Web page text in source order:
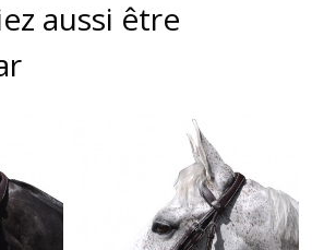
aussi être